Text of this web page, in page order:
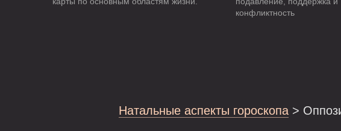
конфликтность
Натальные аспекты гороскопа >